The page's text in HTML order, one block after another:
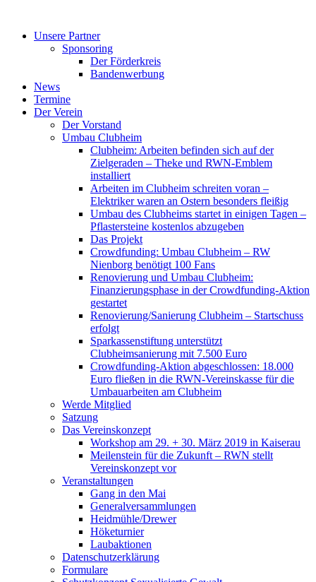
springenUnsere Partner
Sponsoring
Der Förderkreis
Bandenwerbung
News
Termine
Der Verein
Der Vorstand
Umbau Clubheim
Clubheim: Arbeiten befinden sich auf der
Zielgeraden – Theke und RWN-Emblem
installiert
Arbeiten im Clubheim schreiten voran –
Elektriker waren an Ostern besonders fleißig
Umbau des Clubheims startet in einigen Tagen –
Pflastersteine kostenlos abzugeben
Das Projekt
Crowdfunding: Umbau Clubheim – RW
Nienborg benötigt 100 Fans
Renovierung und Umbau Clubheim:
Finanzierungsphase in der Crowdfunding-Aktion
gestartet
Renovierung/Sanierung Clubheim – Startschuss
erfolgt
Sparkassenstiftung unterstützt
Clubheimsanierung mit 7.500 Euro
Crowdfunding-Aktion abgeschlossen: 18.000
Euro fließen in die RWN-Vereinskasse für die
Umbauarbeiten am Clubheim
Werde Mitglied
Satzung
Das Vereinskonzept
Workshop am 29. + 30. März 2019 in Kaiserau
Meilenstein für die Zukunft – RWN stellt
Vereinskonzept vor
Veranstaltungen
Gang in den Mai
Generalversammlungen
Heidmühle/Drewer
Höketurnier
Laubaktionen
Datenschutzerklärung
Formulare